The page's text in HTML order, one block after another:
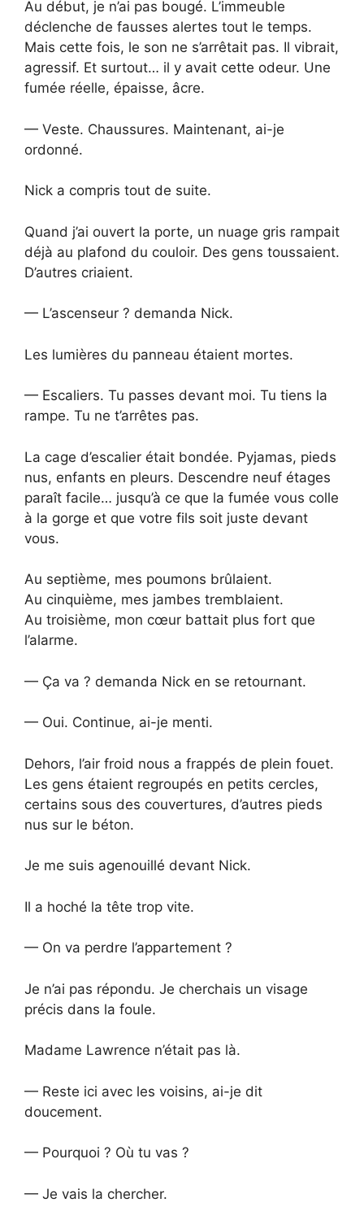
Au début, je n’ai pas bougé. L’immeuble
déclenche de fausses alertes tout le temps.
Mais cette fois, le son ne s’arrêtait pas. Il vibrait,
agressif. Et surtout… il y avait cette odeur. Une
fumée réelle, épaisse, âcre.
— Veste. Chaussures. Maintenant, ai-je
ordonné.
Nick a compris tout de suite.
Quand j’ai ouvert la porte, un nuage gris rampait
déjà au plafond du couloir. Des gens toussaient.
D’autres criaient.
— L’ascenseur ? demanda Nick.
Les lumières du panneau étaient mortes.
— Escaliers. Tu passes devant moi. Tu tiens la
rampe. Tu ne t’arrêtes pas.
La cage d’escalier était bondée. Pyjamas, pieds
nus, enfants en pleurs. Descendre neuf étages
paraît facile… jusqu’à ce que la fumée vous colle
à la gorge et que votre fils soit juste devant
vous.
Au septième, mes poumons brûlaient.
Au cinquième, mes jambes tremblaient.
Au troisième, mon cœur battait plus fort que
l’alarme.
— Ça va ? demanda Nick en se retournant.
— Oui. Continue, ai-je menti.
Dehors, l’air froid nous a frappés de plein fouet.
Les gens étaient regroupés en petits cercles,
certains sous des couvertures, d’autres pieds
nus sur le béton.
Je me suis agenouillé devant Nick.
Il a hoché la tête trop vite.
— On va perdre l’appartement ?
Je n’ai pas répondu. Je cherchais un visage
précis dans la foule.
Madame Lawrence n’était pas là.
— Reste ici avec les voisins, ai-je dit
doucement.
— Pourquoi ? Où tu vas ?
— Je vais la chercher.